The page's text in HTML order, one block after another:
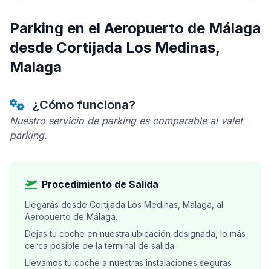
Parking en el Aeropuerto de Málaga
desde Cortijada Los Medinas,
Malaga
¿Cómo funciona?
Nuestro servicio de parking es comparable al valet
parking.
Procedimiento de Salida
Llegarás desde Cortijada Los Medinas, Malaga, al
Aeropuerto de Málaga.
Dejas tu coche en nuestra ubicación designada, lo más
cerca posible de la terminal de salida.
Llevamos tu coche a nuestras instalaciones seguras